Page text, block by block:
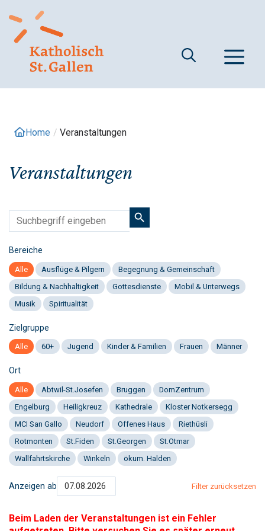
zum
Inhalt
Home / Veranstaltungen
Veranstaltungen
Bereiche
Alle Ausflüge & Pilgern
Begegnung & Gemeinschaft
Bildung & Nachhaltigkeit
Gottesdienste
Mobil & Unterwegs
Musik
Spiritualität
Zielgruppe
Alle 60+ Jugend Kinder & Familien Frauen Männer
Ort
Alle Abtwil-St.Josefen Bruggen
DomZentrum
Engelburg
Heiligkreuz Kathedrale
Kloster Notkersegg
MCI San Gallo
Neudorf Offenes Haus
Riethüsli
Rotmonten
St.Fiden St.Georgen
St.Otmar
Wallfahrtskirche
Winkeln ökum. Halden
Anzeigen ab Filter zurücksetzen
Beim Laden der Veranstaltungen ist ein Fehler